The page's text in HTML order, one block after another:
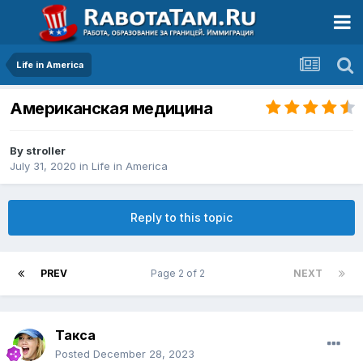
Life in America
Американская медицина
By stroller
July 31, 2020 in Life in America
Reply to this topic
PREV NEXT
Page 2 of 2
Такса
Posted December 28, 2023